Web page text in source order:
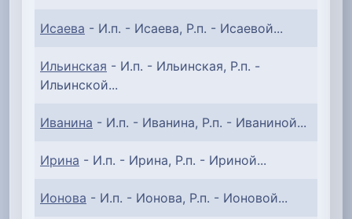
Исаева - И.п. - Исаева, Р.п. - Исаевой...
Ильинская - И.п. - Ильинская, Р.п. -
Ильинской...
Иванина - И.п. - Иванина, Р.п. - Иваниной...
Ирина - И.п. - Ирина, Р.п. - Ириной...
Ионова - И.п. - Ионова, Р.п. - Ионовой...